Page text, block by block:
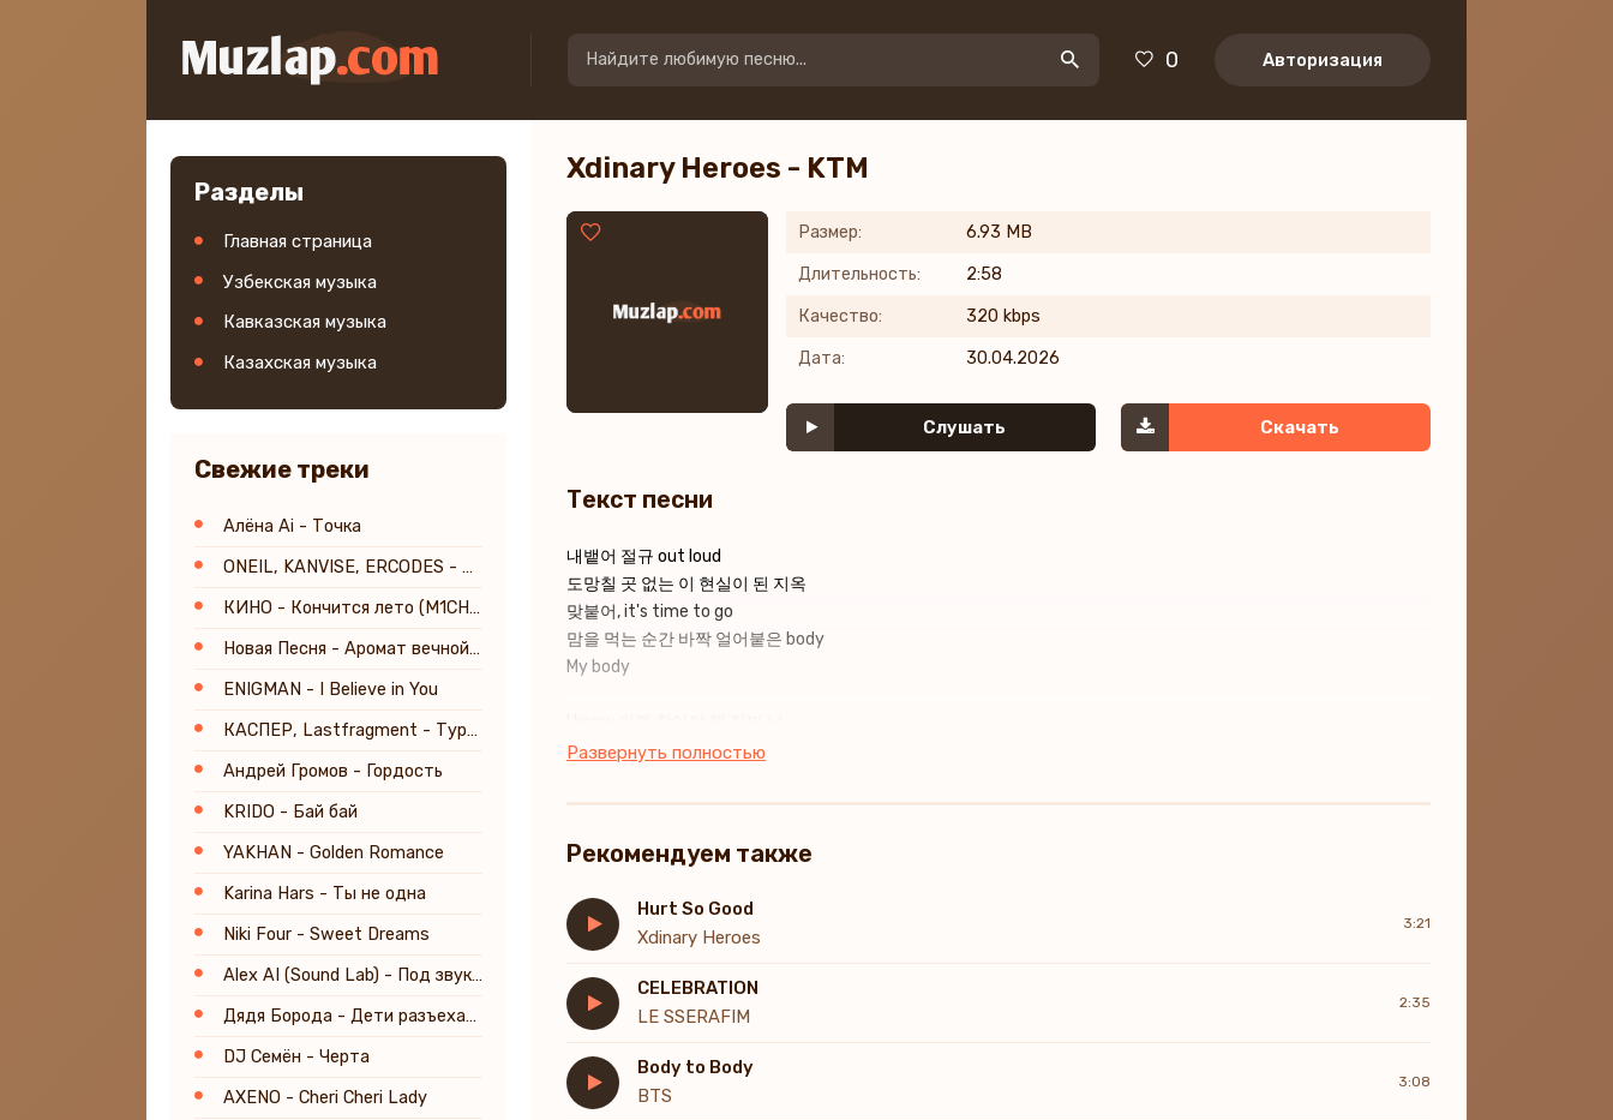
0 Авторизация
Разделы
Главная страница
Узбекская музыка
Кавказская музыка
Казахская музыка
Свежие треки
Алёна Ai - Точка
ONEIL, KANVISE, ERCODES - Stepping into Light
КИНО - Кончится лето (M1CH3L P. & Red Line Remix) Radio Version
Новая Песня - Аромат вечной любви
ENIGMAN - I Believe in You
КАСПЕР, Lastfragment - Туристы (Slowed Phonk Remix)
Андрей Громов - Гордость
KRIDO - Бай бай
YAKHAN - Golden Romance
Karina Hars - Ты не одна
Niki Four - Sweet Dreams
Alex AI (Sound Lab) - Под звуки Sade
Дядя Борода - Дети разъехались
DJ Семён - Черта
AXENO - Cheri Cheri Lady
Xdinary Heroes - KTM
Размер: 6.93 MB
Длительность: 2:58
Качество: 320 kbps
Дата: 30.04.2026
Слушать Скачать
Текст песни
내뱉어 절규 out loud
도망칠 곳 없는 이 현실이 된 지옥
맞붙어, it's time to go
맘을 먹는 순간 바짝 얼어붙은 body
My body
Find out, 하나 뿐인 선택지
혹은 실패도 찬란한 돌격
날 길들이던 misfit ego
Someday you'll burn me out alive
Or 타락한 낙원 갇히기는 싫어
Don't let me kill my mission
그냥 끝장보든가
Just let me kill you, loser
이 악물고 결심해도 이겨 낼 수 없던
자책 불안 끈덕지게 맘에 들러붙어
Развернуть полностью
Рекомендуем также
Hurt So Good
Xdinary Heroes
3:21
CELEBRATION
LE SSERAFIM
2:35
Body to Body
BTS
3:08